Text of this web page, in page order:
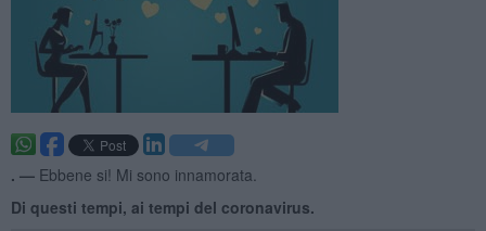
. — Ebbene si! Mi sono innamorata.
Di questi tempi, ai tempi del coronavirus.